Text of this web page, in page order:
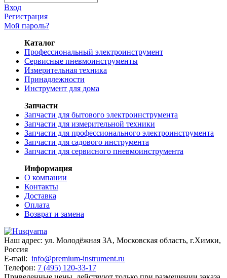
Вход
Регистрация
Мой пароль?
Каталог
Профессиональный электроинструмент
Сервисные пневмоинструменты
Измерительная техника
Принадлежности
Инструмент для дома
Запчасти
Запчасти для бытового электроинструмента
Запчасти для измерительной техники
Запчасти для профессионального электроинструмента
Запчасти для садового инструмента
Запчасти для сервисного пневмоинструмента
Информация
О компании
Контакты
Доставка
Оплата
Возврат и замена
Наш адрес: ул. Молодёжная 3А, Московская область, г.Химки,
Россия
E-mail: info@premium-instrument.ru
Телефон: 7 (495) 120-33-17